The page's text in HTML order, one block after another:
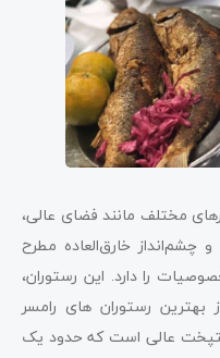
مختلف مانند فضای عالی،
خارق‌العاده مطرح
را دارد. این رستوران،
رستوران‌ های رامسر
عالی است که حدود یک